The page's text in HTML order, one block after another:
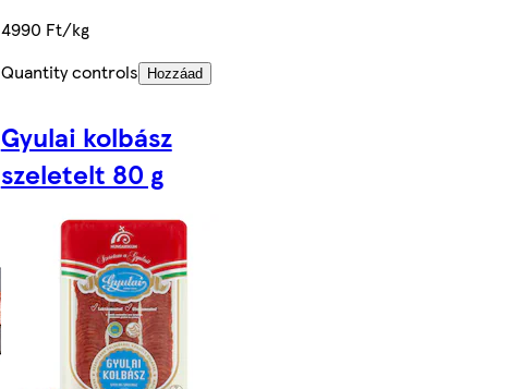
4990 Ft/kg
Quantity controls
Hozzáad
Gyulai kolbász
szeletelt 80 g